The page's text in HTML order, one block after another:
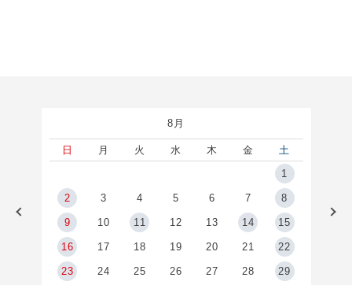
8月
日 月 火 水 木 金
土
1
2 3 4 5 6 7 8
9 10 11 12 13 14 15
16 17 18 19 20 21 22
23 24 25 26 27 28 29